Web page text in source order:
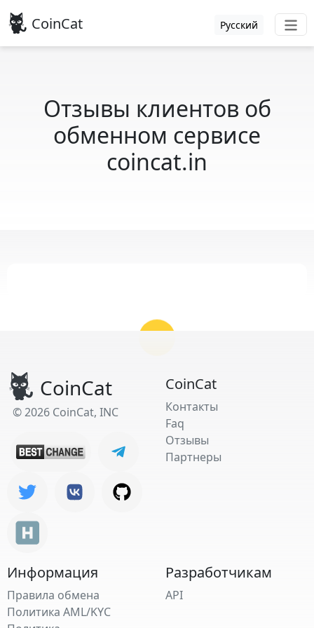
CoinCat Русский
Отзывы клиентов об
обменном сервисе
coincat.in
CoinCat
© 2026 CoinCat, INC
CoinCat
Контакты
Faq
Отзывы
Партнеры
Информация
Правила обмена
Политика AML/KYC
Разработчикам
API